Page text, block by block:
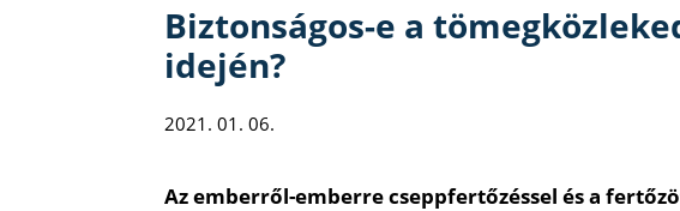
Biztonságos-e a
idején?
2021. 01. 06.
Az emberről-emberre cseppfertőzéssel és a